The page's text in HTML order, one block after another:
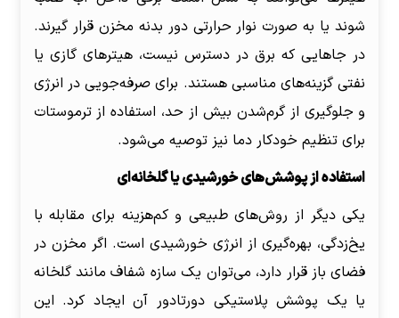
شوند یا به صورت نوار حرارتی دور بدنه مخزن قرار گیرند.
در جاهایی که برق در دسترس نیست، هیترهای گازی یا
نفتی گزینه‌های مناسبی هستند. برای صرفه‌جویی در انرژی
و جلوگیری از گرم‌شدن بیش از حد، استفاده از ترموستات
برای تنظیم خودکار دما نیز توصیه می‌شود.
استفاده از پوشش‌های خورشیدی یا گلخانه‌ای
یکی دیگر از روش‌های طبیعی و کم‌هزینه برای مقابله با
یخ‌زدگی، بهره‌گیری از انرژی خورشیدی است. اگر مخزن در
فضای باز قرار دارد، می‌توان یک سازه شفاف مانند گلخانه
یا یک پوشش پلاستیکی دورتادور آن ایجاد کرد. این